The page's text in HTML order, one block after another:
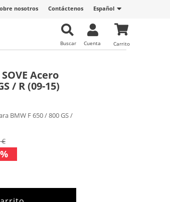
Español
Contáctenos
nosotros
Carrito
Cuenta
Buscar
Acero
/ R (09-15)
BMW F 650 / 800 GS /
€